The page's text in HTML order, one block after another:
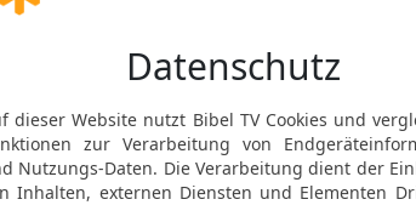
Himmel und
Macht!«
Gute Nachricht Bibel,